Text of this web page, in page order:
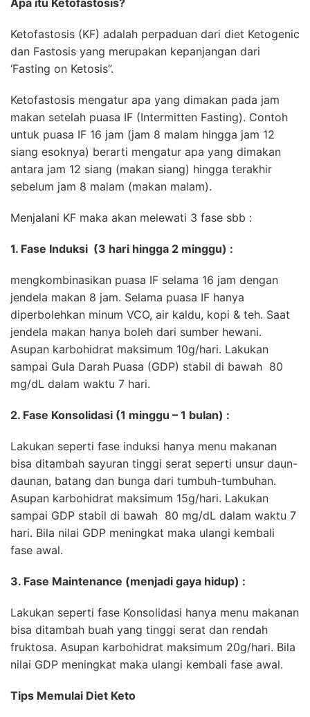
Ketofastosis (KF) adalah perpaduan dari diet Ketogenic
dan Fastosis yang merupakan kepanjangan dari
‘Fasting on Ketosis”.
Ketofastosis mengatur apa yang dimakan pada jam
makan setelah puasa IF (Intermitten Fasting). Contoh
untuk puasa IF 16 jam (jam 8 malam hingga jam 12
siang esoknya) berarti mengatur apa yang dimakan
antara jam 12 siang (makan siang) hingga terakhir
sebelum jam 8 malam (makan malam).
Menjalani KF maka akan melewati 3 fase sbb :
1. Fase Induksi (3 hari hingga 2 minggu) :
mengkombinasikan puasa IF selama 16 jam dengan
jendela makan 8 jam. Selama puasa IF hanya
diperbolehkan minum VCO, air kaldu, kopi & teh. Saat
jendela makan hanya boleh dari sumber hewani.
Asupan karbohidrat maksimum 10g/hari. Lakukan
sampai Gula Darah Puasa (GDP) stabil di bawah 80
mg/dL dalam waktu 7 hari.
2. Fase Konsolidasi (1 minggu – 1 bulan) :
Lakukan seperti fase induksi hanya menu makanan
bisa ditambah sayuran tinggi serat seperti unsur daun-
daunan, batang dan bunga dari tumbuh-tumbuhan.
Asupan karbohidrat maksimum 15g/hari. Lakukan
sampai GDP stabil di bawah 80 mg/dL dalam waktu 7
hari. Bila nilai GDP meningkat maka ulangi kembali
fase awal.
3. Fase Maintenance (menjadi gaya hidup) :
Lakukan seperti fase Konsolidasi hanya menu makanan
bisa ditambah buah yang tinggi serat dan rendah
fruktosa. Asupan karbohidrat maksimum 20g/hari. Bila
nilai GDP meningkat maka ulangi kembali fase awal.
Tips Memulai Diet Keto